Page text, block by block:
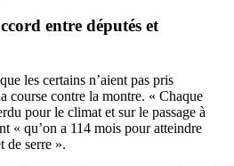
entre députés et
les certains n’aient pas pris
course contre la montre. « Chaque
pour le climat et sur le passage à
« qu’on a 114 mois pour atteindre
de serre ».